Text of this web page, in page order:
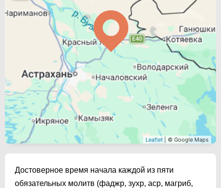
Leaflet | © Google Maps
Достоверное время начала каждой из пяти
обязательных молитв (фаджр, зухр, аср, магриб,